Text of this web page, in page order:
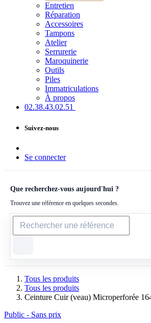
Entretien
Réparation
Accessoires
Tampons
Atelier
Serrurerie
Maroquinerie
Outils
Piles
Immatriculations
À propos
02.38.43​.02.51
Suivez-nous
Se connecter
Que recherchez-vous aujourd'hui ?
Trouvez une référence en quelques secondes.
Tous les produits
Tous les produits
Ceinture Cuir (veau) Microperforée
Public - Sans prix